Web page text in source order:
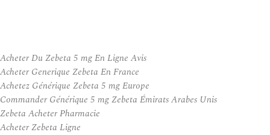
Acheter Du Zebeta 5 mg En Ligne Avis
Acheter Generique Zebeta En France
Achetez Générique Zebeta 5 mg Europe
Commander Générique 5 mg Zebeta Émirats Arabes Unis
Zebeta Acheter Pharmacie
Acheter Zebeta Ligne